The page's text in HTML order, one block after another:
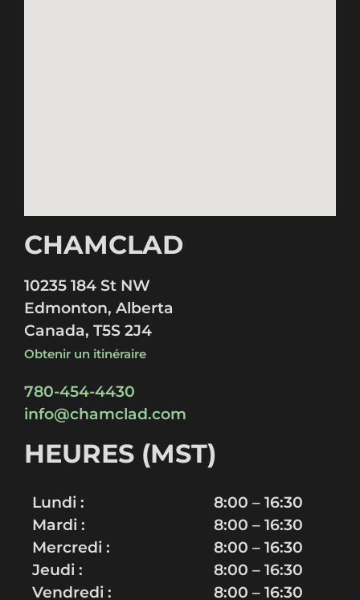
CHAMCLAD
10235 184 St NW
Edmonton, Alberta
Canada, T5S 2J4
Obtenir un itinéraire
780-454-4430
info@chamclad.com
HEURES (MST)
Lundi :
Mardi :
Mercredi :
Jeudi :
Vendredi :
8:00 – 16:30
8:00 – 16:30
8:00 – 16:30
8:00 – 16:30
8:00 – 16:30